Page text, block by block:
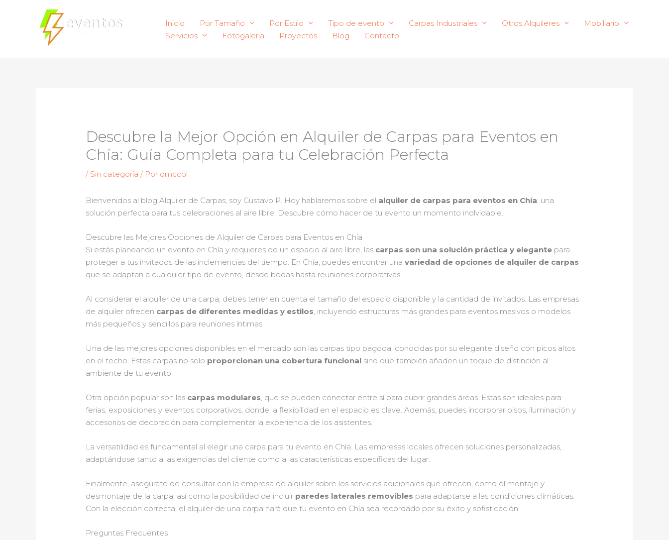
Inicio Por Tamaño Por Estilo Tipo de evento Carpas Industriales Otros Alquileres
Mobiliario
Servicios
Fotogaleria Proyectos Blog Contacto
Descubre la Mejor Opción en Alquiler de Carpas para Eventos en
Chía: Guía Completa para tu Celebración Perfecta
/ Sin categoría / Por dmccol
Bienvenidos al blog Alquiler de Carpas, soy Gustavo P. Hoy hablaremos sobre el alquiler de carpas para eventos en Chía; una
solución perfecta para tus celebraciones al aire libre. Descubre cómo hacer de tu evento un momento inolvidable.
Descubre las Mejores Opciones de Alquiler de Carpas para Eventos en Chía
Si estás planeando un evento en Chía y requieres de un espacio al aire libre, las carpas son una solución práctica y elegante para
proteger a tus invitados de las inclemencias del tiempo. En Chía, puedes encontrar unavariedad de opciones de alquiler de carpas
que se adaptan a cualquier tipo de evento, desde bodas hasta reuniones corporativas.
Al considerar el alquiler de una carpa, debes tener en cuenta el tamaño del espacio disponible y la cantidad de invitados. Las empresas
de alquiler ofrecen carpas de diferentes medidas y estilos, incluyendo estructuras más grandes para eventos masivos o modelos
más pequeños y sencillos para reuniones íntimas.
Una de las mejores opciones disponibles en el mercado son las carpas tipo pagoda, conocidas por su elegante diseño con picos altos
en el techo. Estas carpas no solo proporcionan una cobertura funcional sino que también añaden un toque de distinción al
ambiente de tu evento.
Otra opción popular son las carpas modulares, que se pueden conectar entre sí para cubrir grandes áreas. Estas son ideales para
ferias, exposiciones y eventos corporativos, donde la flexibilidad en el espacio es clave. Además, puedes incorporar pisos, iluminación y
accesorios de decoración para complementar la experiencia de los asistentes.
La versatilidad es fundamental al elegir una carpa para tu evento en Chía. Las empresas locales ofrecen soluciones personalizadas,
adaptándose tanto a las exigencias del cliente como a las características específicas del lugar.
Finalmente, asegúrate de consultar con la empresa de alquiler sobre los servicios adicionales que ofrecen, como el montaje y
desmontaje de la carpa, así como la posibilidad de incluir paredes laterales removibles para adaptarse a las condiciones climáticas.
Con la elección correcta, el alquiler de una carpa hará que tu evento en Chía sea recordado por su éxito y sofisticación.
Preguntas Frecuentes